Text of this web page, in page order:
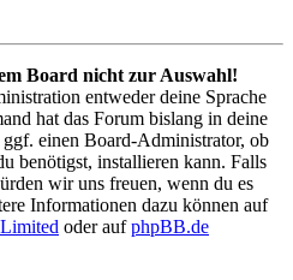
Board nicht zur Auswahl!
entweder deine Sprache
hat das Forum bislang in deine
ggf. einen Board-Administrator, ob
benötigst, installieren kann. Falls
wir uns freuen, wenn du es
Informationen dazu können auf
oder aufphpBB.de